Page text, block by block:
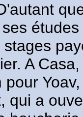
A
qui a